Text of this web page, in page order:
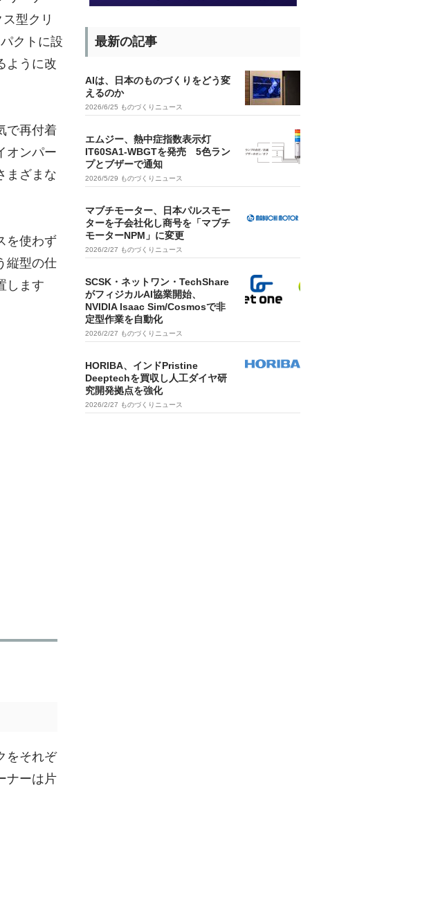
型クリ
クトに設
ように改
で再付着
オンパー
まざまな
を使わず
縦型の仕
します
をそれぞ
ナーは片
最新の記事
AIは、日本のものづくりをどう変
えるのか
2026/6/25 ものづくりニュース
エムジー、熱中症指数表示灯
IT60SA1-WBGTを発売 5色ラン
プとブザーで通知
2026/5/29 ものづくりニュース
マブチモーター、日本パルスモー
ターを子会社化し商号を「マブチ
モーターNPM」に変更
2026/2/27 ものづくりニュース
SCSK・ネットワン・TechShare
がフィジカルAI協業開始、
NVIDIA Isaac Sim/Cosmosで非
定型作業を自動化
2026/2/27 ものづくりニュース
HORIBA、インドPristine
Deeptechを買収し人工ダイヤ研
究開発拠点を強化
2026/2/27 ものづくりニュース